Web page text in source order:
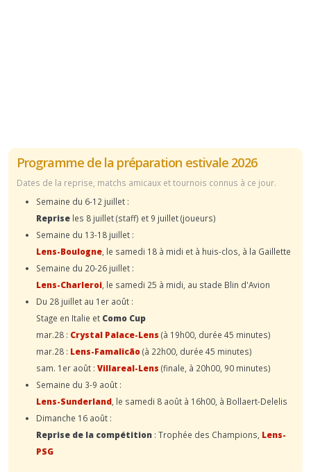
Programme de la préparation estivale 2026
Dates de la reprise, matchs amicaux et tournois connus à ce jour.
Semaine du 6-12 juillet :
Reprise les 8 juillet (staff) et 9 juillet (joueurs)
Semaine du 13-18 juillet :
Lens-Boulogne , le samedi 18 à midi et à huis-clos, à la Gaillette
Semaine du 20-26 juillet :
Lens-Charleroi , le samedi 25 à midi, au stade Blin d'Avion
Du 28 juillet au 1er août :
Stage en Italie et Como Cup
mar.28 : Crystal Palace-Lens (à 19h00, durée 45 minutes)
mar.28 : Lens-Famalicão(à 22h00, durée 45 minutes)
sam. 1er août : Villareal-Lens (finale, à 20h00, 90 minutes)
Semaine du 3-9 août :
Lens-Sunderland , le samedi 8 août à 16h00, à Bollaert-Delelis
Dimanche 16 août :
Reprise de la compétition : Trophée des Champions, Lens-
PSG